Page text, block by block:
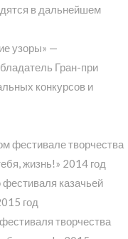
в дальнейшем
узоры» —
Гран-при
конкурсов и
фестивале творчества
жизнь!» 2014 год
казачьей
год
творчества